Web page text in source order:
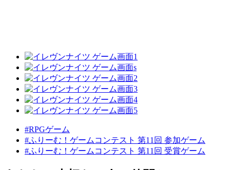
#RPGゲーム
#ふりーむ！ゲームコンテスト 第11回 参加ゲーム
#ふりーむ！ゲームコンテスト 第11回 受賞ゲーム